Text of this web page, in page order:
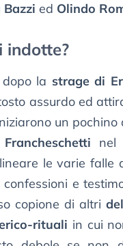
Bazzi ed Olindo
indotte?
la strage di
assurdo ed
un
nel
le varie falle
e
copione di altri
rituali in cui